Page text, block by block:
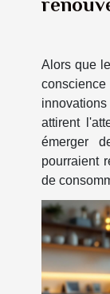
Alors que
attirent
émerger
pourraient
de